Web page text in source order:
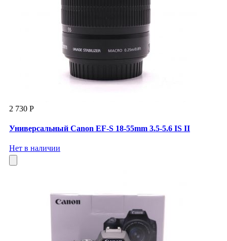
2 730 Р
Универсальный Canon EF-S 18-55mm 3.5-5.6 IS II
Нет в наличии